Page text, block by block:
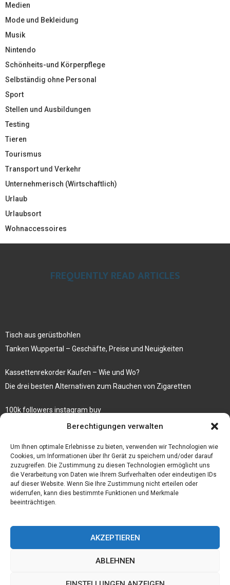
Berechtigungen verwalten
Um Ihnen optimale Erlebnisse zu bieten, verwenden wir Technologien wie
Cookies, um Informationen über Ihr Gerät zu speichern und/oder darauf
zuzugreifen. Die Zustimmung zu diesen Technologien ermöglicht uns
die Verarbeitung von Daten wie Ihrem Surfverhalten oder eindeutigen IDs
auf dieser Website. Wenn Sie Ihre Zustimmung nicht erteilen oder
widerrufen, kann dies bestimmte Funktionen und Merkmale
beeinträchtigen.
AKZEPTIEREN
ABLEHNEN
Medien
Mode und Bekleidung
Musik
Nintendo
Schönheits-und Körperpflege
Selbständig ohne Personal
Sport
Stellen und Ausbildungen
Testing
Tieren
Tourismus
Transport und Verkehr
Unternehmerisch (Wirtschaftlich)
Urlaub
Urlaubsort
Wohnaccessoires
FREQUENTLY READ ARTICLES
Tisch aus gerüstbohlen
Tanken Wuppertal – Geschäfte, Preise und Neuigkeiten
Kassettenrekorder Kaufen – Wie und Wo?
Die drei besten Alternativen zum Rauchen von Zigaretten
100k followers instagram buy
Rezepte für gekochte Süßkartoffeln
Gönnen Sie sich bedruckte Fliesen mit einem eigenen Bild